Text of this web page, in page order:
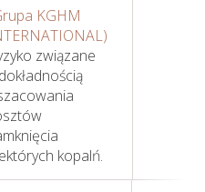
KGHM
związane
kopalń.